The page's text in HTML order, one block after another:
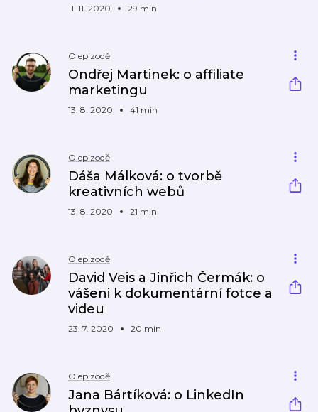
11. 11. 2020 29 min
O epizodě
Ondřej Martinek: o affiliate
marketingu
13. 8. 2020 41 min
O epizodě
Dáša Málková: o tvorbě
kreativních webů
13. 8. 2020 21 min
O epizodě
David Veis a Jinřich Čermák: o
vášeni k dokumentární fotce a
videu
23. 7. 2020 20 min
O epizodě
Jana Bártíková: o LinkedIn